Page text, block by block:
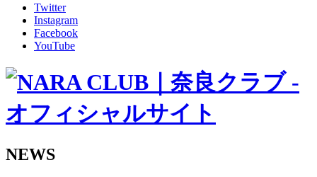
グッズ
ファンコミュニティ
普及・育成
ホームタウン
その他
2026/27トップチーム
2026/27トップチームスタッフ
Twitter
Instagram
Facebook
YouTube
NEWS